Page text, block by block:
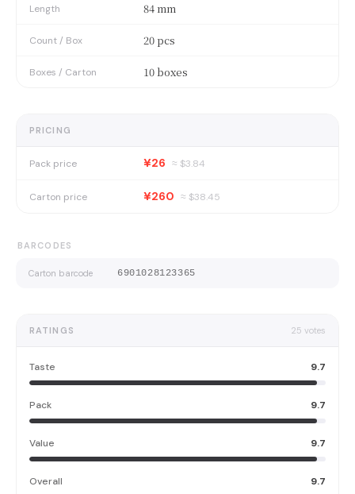
Length 84 mm
Count / Box 20 pcs
Boxes / Carton 10 boxes
PRICING
Pack price ¥26 ≈ $3.84
Carton price ¥260 ≈ $38.45
BARCODES
Carton barcode 6901028123365
RATINGS 25 votes
Taste 9.7
Pack 9.7
Value 9.7
Overall 9.7